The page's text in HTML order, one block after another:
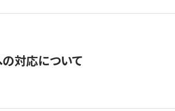
対応について